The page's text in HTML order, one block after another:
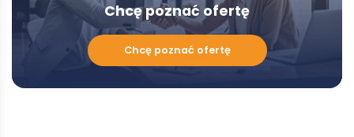
Chcę poznać ofertę
Chcę
Chcę poznać ofertę